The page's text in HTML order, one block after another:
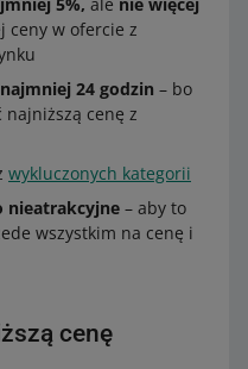
ceny w ofercie z
24 godzin – bo
cenę z
wykluczonych kategorii
nieatrakcyjne – aby to
wszystkim na cenę i
cenę